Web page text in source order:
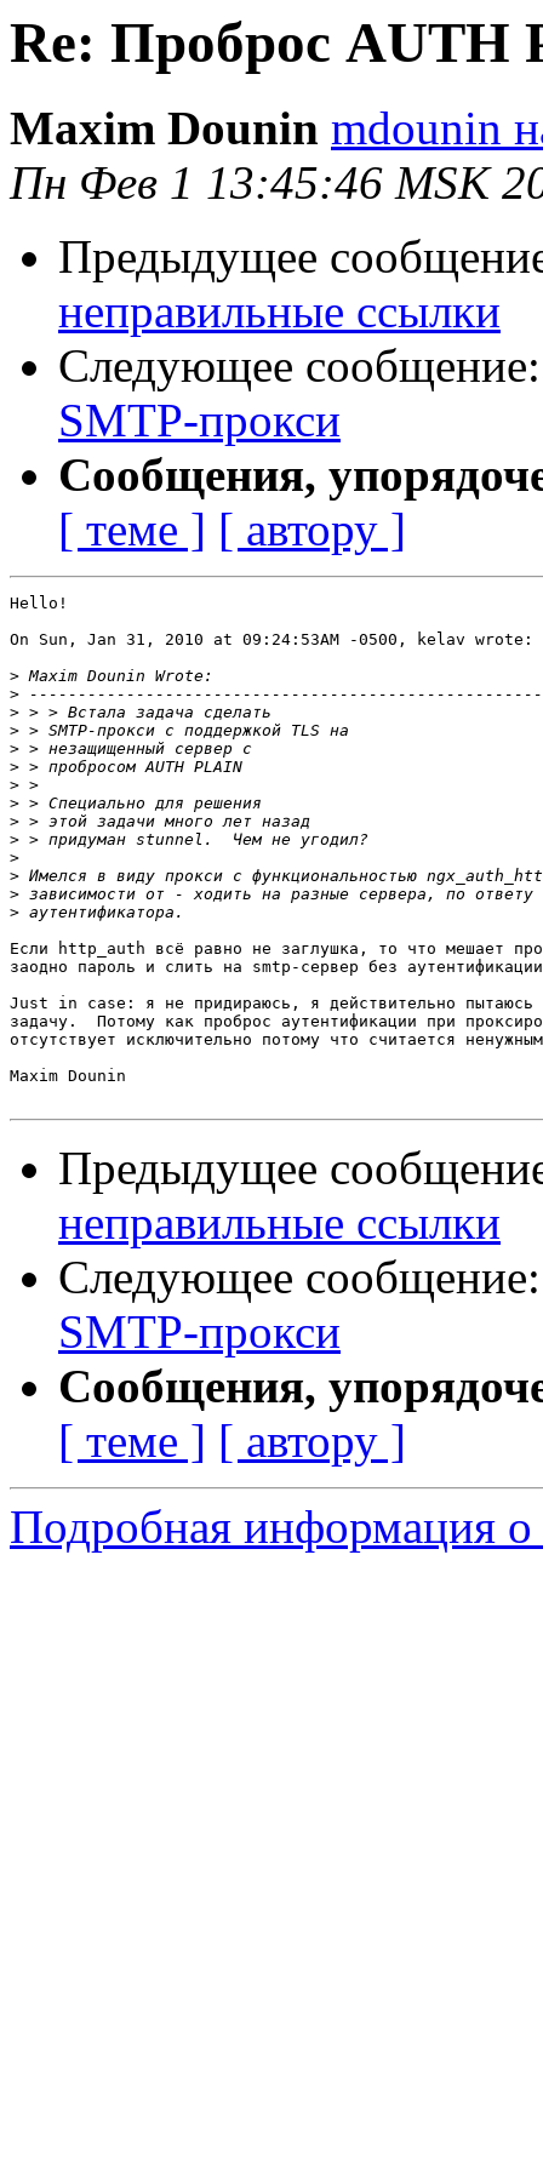
Re: Проброс AUTH
Maxim Dounin mdounin
Пн Фев 1 13:45:46 MSK
Предыдущее
неправильные ссылки
Следующее
SMTP-прокси
Сообщения,
[ теме ] [ автору ]
Hello!
On Sun, Jan 31, 2010 at 09:24:53AM -0500, kelav wrote:
>
>
>
>
>
>
>
>
>
>
>
>
>
>
Если http_auth всё равно не заглушка, то что мешает
заодно пароль и слить на smtp-сервер без
Just in case: я не придираюсь, я действительно пытаюсь
задачу.  Потому как проброс аутентификации при
отсутствует исключительно потому что считается
Maxim Dounin
Предыдущее
неправильные ссылки
Следующее
SMTP-прокси
Сообщения,
[ теме ] [ автору ]
Подробная информация